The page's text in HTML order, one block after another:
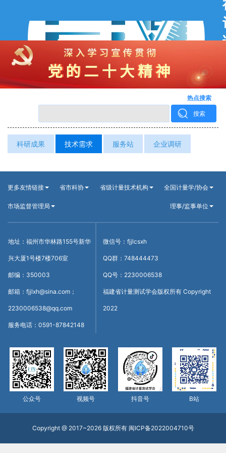
热点搜索
搜索
科研成果 技术需求 服务站 企业调研
更多友情链接 省市科协 省级计量技术机构 全国计量学/协会
市场监督管理局 理事/监事单位
地址：福州市华林路155号新华
兴大厦1号楼7楼706室
邮编：350003
邮箱：fjjlxh@sina.com；
2230006538@qq.com
服务电话：0591-87842148
微信号：fjjlcsxh
QQ群：748444473
QQ号：2230006538
福建省计量测试学会版权所有 Copyright
2022
公众号 视频号 抖音号 B站
Copyright @ 2017~2026 版权所有 闽ICP备2022004710号